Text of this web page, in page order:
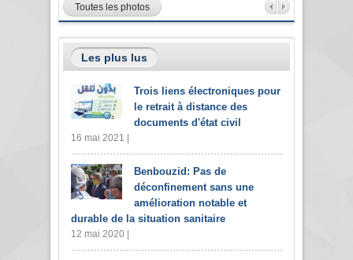
Toutes les photos
Les plus lus
Trois liens électroniques pour
le retrait à distance des
documents d'état civil
16 mai 2021 |
Benbouzid: Pas de
déconfinement sans une
amélioration notable et
durable de la situation sanitaire
12 mai 2020 |